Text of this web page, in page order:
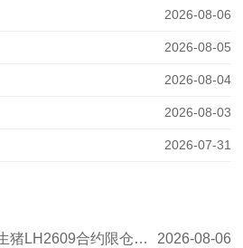
2026-08-06
2026-08-05
2026-08-04
2026-08-03
2026-07-31
LH2609合约限仓提示 2026-08-06